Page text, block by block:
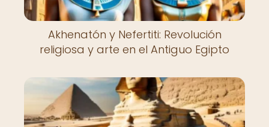
Akhenatón y Nefertiti: Revolución
religiosa y arte en el Antiguo Egipto